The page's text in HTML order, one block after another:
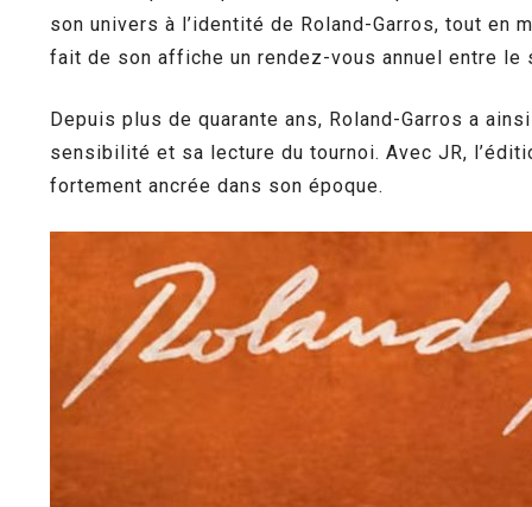
son univers à l’identité de Roland-Garros, tout
fait de son affiche un rendez-vous annuel entre le
Depuis plus de quarante ans, Roland-Garros a
sensibilité et sa lecture du tournoi. Avec JR,
fortement ancrée dans son époque.